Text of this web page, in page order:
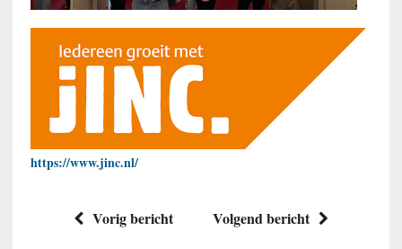
https://www.jinc.nl/
Vorig bericht Volgend bericht